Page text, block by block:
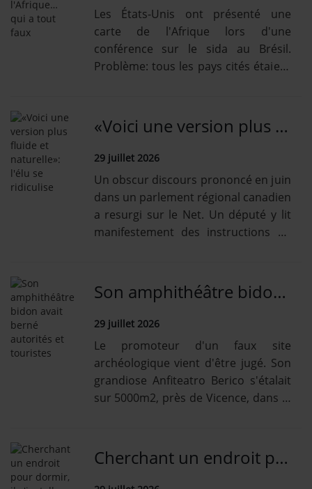
Les États-Unis ont présenté une
carte de l'Afrique lors d'une
conférence sur le sida au Brésil.
Problème: tous les pays cités étaient
«Voici une version plus fluide et naturelle»: l'élu se ridiculise
29 juillet 2026
Un obscur discours prononcé en juin
dans un parlement régional canadien
a resurgi sur le Net. Un député y lit
manifestement des instructions de
Son amphithéâtre bidon avait berné autorités et touristes
29 juillet 2026
Le promoteur d'un faux site
archéologique vient d'être jugé. Son
grandiose Anfiteatro Berico s'étalait
sur 5000m2, près de Vicence, dans le
Cherchant un endroit pour dormir, il s'installe dans un avion